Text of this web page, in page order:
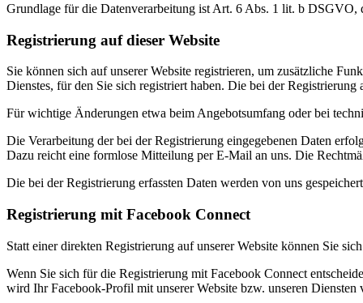
Grundlage für die Datenverarbeitung ist Art. 6 Abs. 1 lit. b DSGVO,
Registrierung auf dieser Website
Sie können sich auf unserer Website registrieren, um zusätzliche
Dienstes, für den Sie sich registriert haben. Die bei der
Für wichtige Änderungen etwa beim Angebotsumfang oder bei
Die Verarbeitung der bei der Registrierung eingegebenen Daten
Dazu reicht eine formlose Mitteilung per E-Mail an uns. Die
Die bei der Registrierung erfassten Daten werden von uns
Registrierung mit Facebook Connect
Statt einer direkten Registrierung auf unserer Website können Sie
Wenn Sie sich für die Registrierung mit Facebook Connect
wird Ihr Facebook-Profil mit unserer Website bzw. unseren